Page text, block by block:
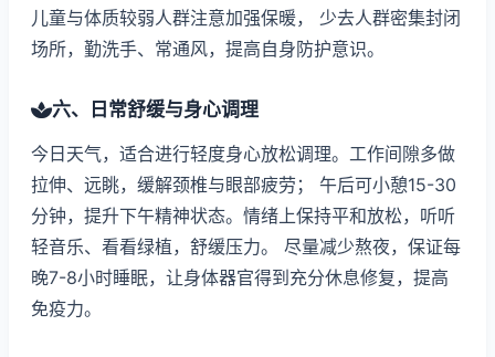
儿童与体质较弱人群注意加强保暖， 少去人群密集封闭
场所，勤洗手、常通风，提高自身防护意识。
六、日常舒缓与身心调理
今日天气，适合进行轻度身心放松调理。工作间隙多做
拉伸、远眺，缓解颈椎与眼部疲劳； 午后可小憩15-30
分钟，提升下午精神状态。情绪上保持平和放松，听听
轻音乐、看看绿植，舒缓压力。 尽量减少熬夜，保证每
晚7-8小时睡眠，让身体器官得到充分休息修复，提高
免疫力。